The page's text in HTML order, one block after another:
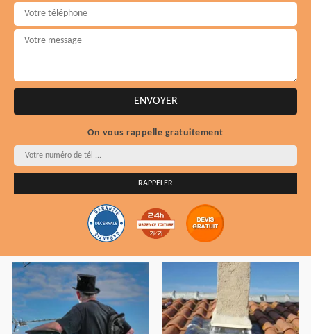
On vous rappelle gratuitement